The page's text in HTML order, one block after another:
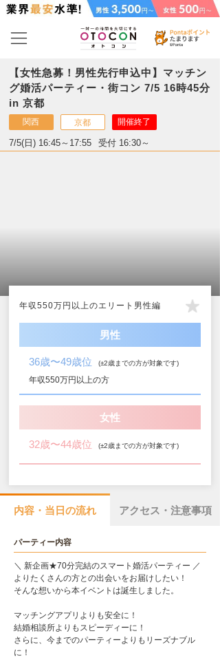
【女性急募！男性先行申込中】マッチン
グ婚活パーティー・街コン 7/5 16時45分
in 京都
関西 京都 開催終了
7/5(日) 16:45～17:55 受付 16:30～
年収550万円以上のエリート男性編
男性
36歳〜49歳位 (±2歳までの方が対象です)
年収550万円以上の方
女性
32歳〜44歳位 (±2歳までの方が対象です)
内容・当日の流れ アクセス・注意事項
パーティー内容
＼ 新企画★70分完結のスマート婚活パーティー ／
よりたくさんの方との出会いをお届けしたい！
そんな想いから本イベントは誕生しました。
マッチングアプリよりも安全に！
結婚相談所よりもスピーディーに！
さらに、今までのパーティーよりもリーズナブル
に！